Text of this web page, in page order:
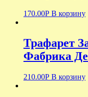
170.00Р В корзину
Трафарет
Фабрика
210.00Р В корзину